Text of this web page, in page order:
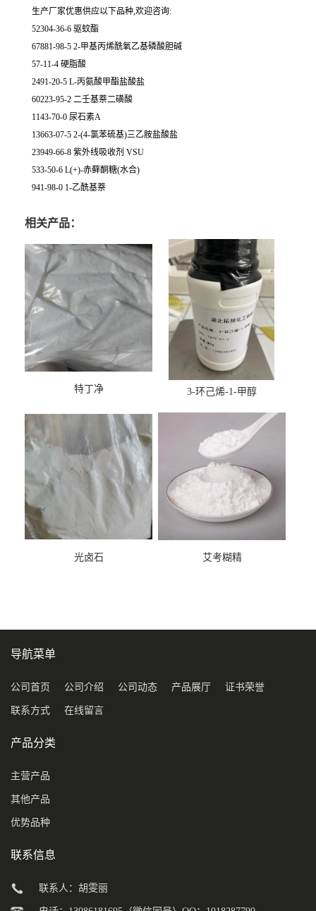
生产厂家优惠供应以下品种,欢迎咨询:
52304-36-6 驱蚊酯
67881-98-5 2-甲基丙烯酰氧乙基磷酸胆碱
57-11-4 硬脂酸
2491-20-5 L-丙氨酸甲酯盐酸盐
60223-95-2 二壬基萘二磺酸
1143-70-0 尿石素A
13663-07-5 2-(4-氯苯硫基)三乙胺盐酸盐
23949-66-8 紫外线吸收剂 VSU
533-50-6 L(+)-赤藓酮糖(水合)
941-98-0 1-乙酰基萘
相关产品：
特丁净 3-环己烯-1-甲醇
光卤石 艾考糊精
导航菜单
公司首页 公司介绍 公司动态 产品展厅 证书荣誉
联系方式 在线留言
产品分类
主营产品
其他产品
优势品种
联系信息
联系人：胡雯丽